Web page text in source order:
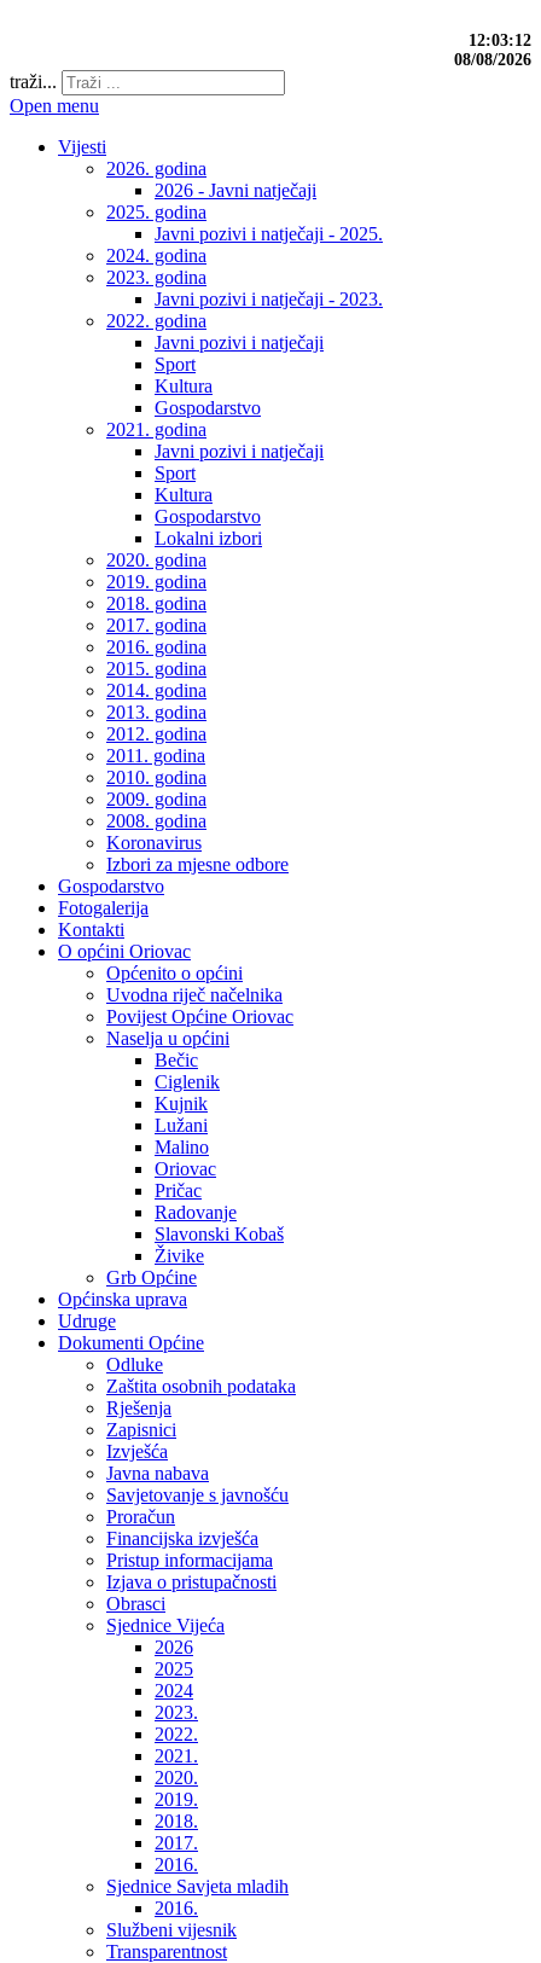
12:03:13
08/08/2026
traži...
Open menu
Vijesti
2026. godina
2026 - Javni natječaji
2025. godina
Javni pozivi i natječaji - 2025.
2024. godina
2023. godina
Javni pozivi i natječaji - 2023.
2022. godina
Javni pozivi i natječaji
Sport
Kultura
Gospodarstvo
2021. godina
Javni pozivi i natječaji
Sport
Kultura
Gospodarstvo
Lokalni izbori
2020. godina
2019. godina
2018. godina
2017. godina
2016. godina
2015. godina
2014. godina
2013. godina
2012. godina
2011. godina
2010. godina
2009. godina
2008. godina
Koronavirus
Izbori za mjesne odbore
Gospodarstvo
Fotogalerija
Kontakti
O općini Oriovac
Općenito o općini
Uvodna riječ načelnika
Povijest Općine Oriovac
Naselja u općini
Bečic
Ciglenik
Kujnik
Lužani
Malino
Oriovac
Pričac
Radovanje
Slavonski Kobaš
Živike
Grb Općine
Općinska uprava
Udruge
Dokumenti Općine
Odluke
Zaštita osobnih podataka
Rješenja
Zapisnici
Izvješća
Javna nabava
Savjetovanje s javnošću
Proračun
Financijska izvješća
Pristup informacijama
Izjava o pristupačnosti
Obrasci
Sjednice Vijeća
2026
2025
2024
2023.
2022.
2021.
2020.
2019.
2018.
2017.
2016.
Sjednice Savjeta mladih
2016.
Službeni vijesnik
Transparentnost